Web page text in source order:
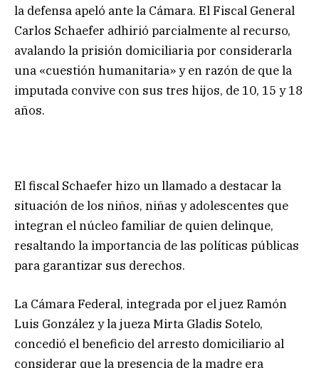
la defensa apeló ante la Cámara. El Fiscal General
Carlos Schaefer adhirió parcialmente al recurso,
avalando la prisión domiciliaria por considerarla
una «cuestión humanitaria» y en razón de que la
imputada convive con sus tres hijos, de 10, 15 y 18
años.
El fiscal Schaefer hizo un llamado a destacar la
situación de los niños, niñas y adolescentes que
integran el núcleo familiar de quien delinque,
resaltando la importancia de las políticas públicas
para garantizar sus derechos.
La Cámara Federal, integrada por el juez Ramón
Luis González y la jueza Mirta Gladis Sotelo,
concedió el beneficio del arresto domiciliario al
considerar que la presencia de la madre era